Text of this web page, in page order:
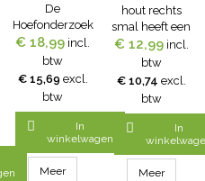
De
Hoefonderzoektang
vernikkeld is
circa 300 mm
lang. gemaakt
van gesmeed
€ 18,99 incl.
btw
€ 15,69 excl.
btw

In
winkelwagen
Meer
hout rechts
smal heeft een
hoogwaardig
stalen
lemmet. met
geïmpregneerd
handvat.
€ 12,99 incl.
btw
€ 10,74 excl.
btw

In
Meer